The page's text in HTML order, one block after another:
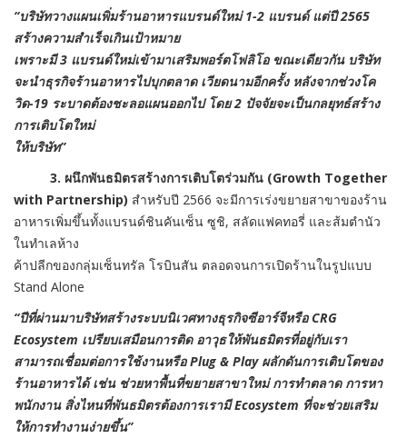
“บริษัทวางแผนเพิ่มร้านอาหารแบรนด์ใหม่ 1-2 แบรนด์ แต่ปี 2565
สร้างความสำเร็จเกินเป้าหมาย
เพราะมี 3 แบรนด์ใหม่เข้ามาเสริมพอร์ตโฟลิโอ ขณะเดียวกัน บริษัท
จะนำธุรกิจร้านอาหารไปบุกตลาด เวียดนามอีกครั้ง หลังจากช่วงโค
วิด-19 ระบาดต้องชะลอแผนออกไป โดย 2 ปัจจัยจะเป็นกลยุทธ์สร้าง
การเติบโตใหม่
ให้บริษัท”
3. ผนึกพันธมิตรสร้างการเติบโตร่วมกัน (Growth Together
with Partnership) สำหรับปี 2566 จะมีการเร่งขยายสาขาของร้าน
อาหารเพิ่มขึ้นทั้งแบรนด์ชินคันเซ็น ซูชิ, สลัดแฟคทอรี่ และส้มตำนัว
ในทำเลห้าง
ค้าปลีกของกลุ่มเซ็นทรัล โรบินสัน ตลอดจนการเปิดร้านในรูปแบบ
Stand Alone
“ปีที่ผ่านมาบริษัทสร้างระบบนิเวศทางธุรกิจซีอาร์จีหรือ CRG
Ecosystem เปรียบเสมือนการติด อาวุธให้พันธมิตรที่อยู่กับเรา
สามารถเชื่อมต่อการใช้งานหรือ Plug & Play ผลักดันการเติบโตของ
ร้านอาหารได้ เช่น ช่วยหาพื้นที่ขยายสาขาใหม่ การทำตลาด การหา
พนักงาน สิ่งไหนที่พันธมิตรต้องการเรามี Ecosystem ที่จะช่วยเสริม
ให้การทำงานง่ายขึ้น”